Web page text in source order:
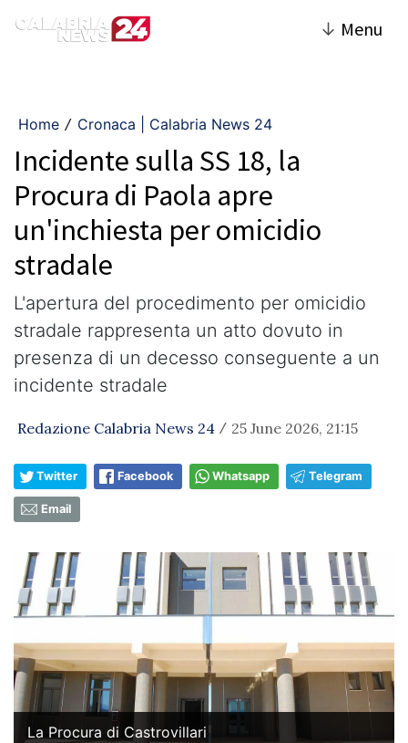
↓ Menu
Home / Cronaca | Calabria News 24
Incidente sulla SS 18, la
Procura di Paola apre
un'inchiesta per omicidio
stradale
L'apertura del procedimento per omicidio
stradale rappresenta un atto dovuto in
presenza di un decesso conseguente a un
incidente stradale
Redazione Calabria News 24 / 25 June 2026, 21:15
Twitter Facebook Whatsapp Telegram
Email
La Procura di Castrovillari